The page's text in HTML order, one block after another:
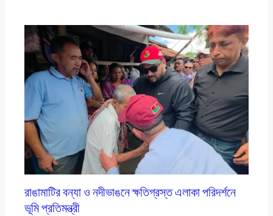
রাঙামাটির বন্যা ও নদীভাঙনে ক্ষতিগ্রস্ত এলাকা পরিদর্শনে
ভূমি প্রতিমন্ত্রী